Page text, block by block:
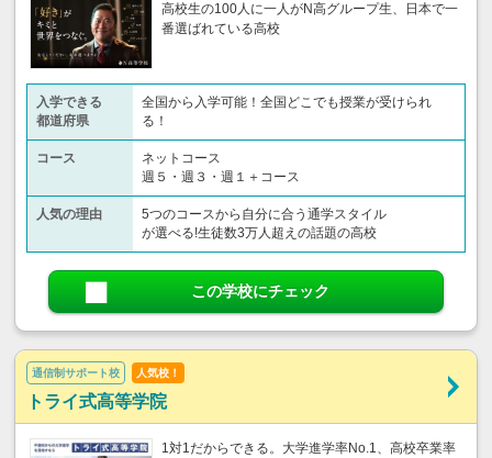
高校生の100人に一人がN高グループ生、日本で一
番選ばれている高校
入学できる
都道府県
全国から入学可能！全国どこでも授業が受けられ
る！
コース
ネットコース
週５・週３・週１＋コース
人気の理由
5つのコースから自分に合う通学スタイル
が選べる!生徒数3万人超えの話題の高校
この学校にチェック
通信制サポート校 人気校！
トライ式高等学院
1対1だからできる。大学進学率No.1、高校卒業率